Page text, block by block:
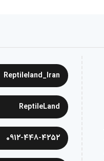
Reptileland_Iran
ReptileLand
0912-448-4252